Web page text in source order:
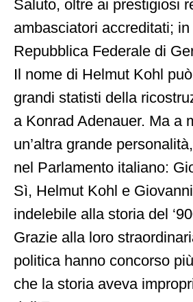
Saluto, oltre ai prestigiosi
ambasciatori accreditati;
Repubblica Federale di
Il nome di Helmut Kohl
grandi statisti della
a Konrad Adenauer. Ma a
un’altra grande
nel Parlamento italiano:
Sì, Helmut Kohl e
indelebile alla storia del
Grazie alla loro
politica hanno concorso
che la storia aveva